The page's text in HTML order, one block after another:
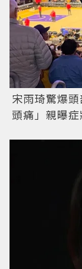
宋雨琦驚爆
頭痛」親曝